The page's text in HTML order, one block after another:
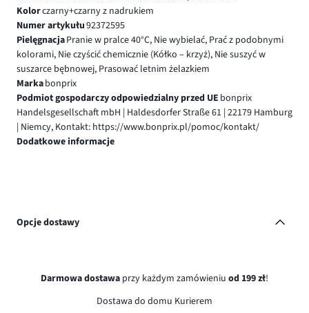
Kolorczarny+czarny z nadrukiem
Numer artykułu92372595
PielęgnacjaPranie w pralce 40°C, Nie wybielać, Prać z podobnymi
kolorami, Nie czyścić chemicznie (Kółko – krzyż), Nie suszyć w
suszarce bębnowej, Prasować letnim żelazkiem
Markabonprix
Podmiot gospodarczy odpowiedzialny przed UE bonprix
Handelsgesellschaft mbH | Haldesdorfer Straße 61 | 22179 Hamburg
| Niemcy, Kontakt: https://www.bonprix.pl/pomoc/kontakt/
Dodatkowe informacje
Opcje dostawy
Darmowa dostawa przy każdym zamówieniu od 199 zł!
Dostawa do domu Kurierem